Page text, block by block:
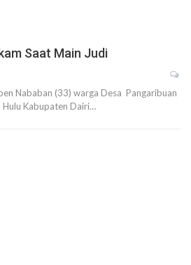
Saat Main Judi
Nababan (33) warga Desa Pangaribuan
Hulu Kabupaten Dairi…